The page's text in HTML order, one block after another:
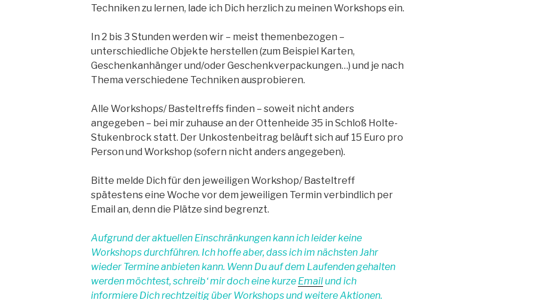
Techniken zu lernen, lade ich Dich herzlich zu meinen Workshops ein.
In 2 bis 3 Stunden werden wir – meist themenbezogen –
unterschiedliche Objekte herstellen (zum Beispiel Karten,
Geschenkanhänger und/oder Geschenkverpackungen…) und je nach
Thema verschiedene Techniken ausprobieren.
Alle Workshops/ Basteltreffs finden – soweit nicht anders
angegeben – bei mir zuhause an der Ottenheide 35 in Schloß Holte-
Stukenbrock statt. Der Unkostenbeitrag beläuft sich auf 15 Euro pro
Person und Workshop (sofern nicht anders angegeben).
Bitte melde Dich für den jeweiligen Workshop/ Basteltreff
spätestens eine Woche vor dem jeweiligen Termin verbindlich per
Email an, denn die Plätze sind begrenzt.
Aufgrund der aktuellen Einschränkungen kann ich leider keine
Workshops durchführen. Ich hoffe aber, dass ich im nächsten Jahr
wieder Termine anbieten kann. Wenn Du auf dem Laufenden gehalten
werden möchtest, schreib‘ mir doch eine kurze Emailund ich
informiere Dich rechtzeitig über Workshops und weitere Aktionen.